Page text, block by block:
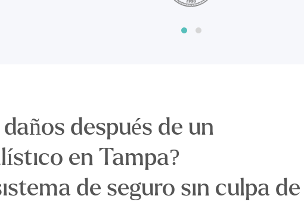
después de un
en Tampa?
de seguro sin culpa de